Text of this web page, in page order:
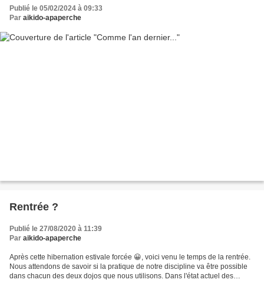
Publié le 05/02/2024 à 09:33
Par aikido-apaperche
Rentrée ?
Publié le 27/08/2020 à 11:39
Par aikido-apaperche
Après cette hibernation estivale forcée 😀, voici venu le temps de la rentrée.
Nous attendons de savoir si la pratique de notre discipline va être possible
dans chacun des deux dojos que nous utilisons. Dans l'état actuel des